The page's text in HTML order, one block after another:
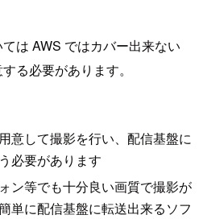
は AWS ではカバー出来ない
る必要があります。
意して撮影を行い、配信基盤に
必要があります
ン等でも十分良い画質で撮影が
単に配信基盤に転送出来るソフ